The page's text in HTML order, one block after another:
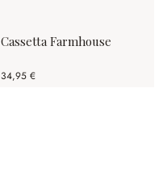
Cassetta Farmhouse
34,95 €